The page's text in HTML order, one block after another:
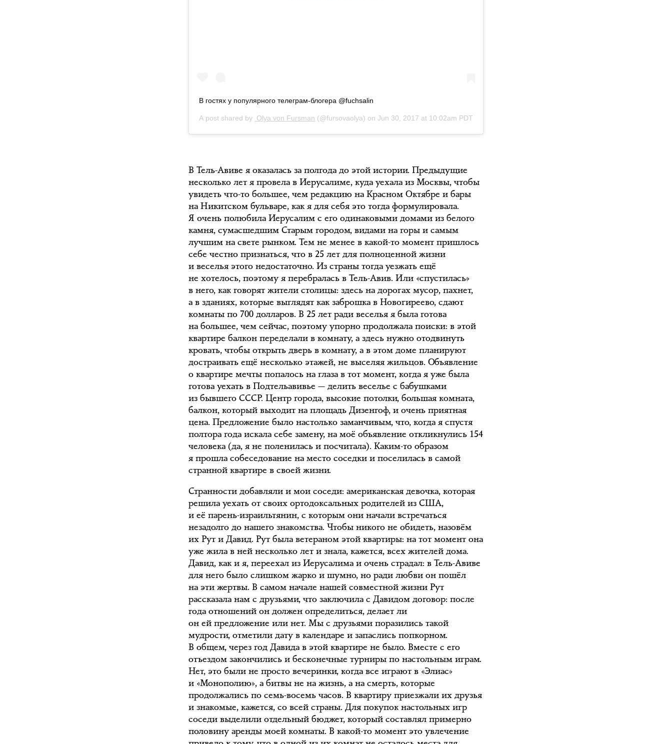
В гостях у популярного телеграм-блогера @fuchsalin
A post shared by Olya von Fursman (@fursovaolya) on Jun 30, 2017 at 10:02am PDT
В Тель-Авиве я оказалась за полгода до этой истории. Предыдущие
несколько лет я провела в Иерусалиме, куда уехала из Москвы, чтобы
увидеть что-то большее, чем редакцию на Красном Октябре и бары
на Никитском бульваре, как я для себя это тогда формулировала.
Я очень полюбила Иерусалим с его одинаковыми домами из белого
камня, сумасшедшим Старым городом, видами на горы и самым
лучшим на свете рынком. Тем не менее в какой-то момент пришлось
себе честно признаться, что в 25 лет для полноценной жизни
и веселья этого недостаточно. Из страны тогда уезжать ещё
не хотелось, поэтому я перебралась в Тель-Авив. Или «спустилась»
в него, как говорят жители столицы: здесь на дорогах мусор, пахнет,
а в зданиях, которые выглядят как заброшка в Новогиреево, сдают
комнаты по 700 долларов. В 25 лет ради веселья я была готова
на большее, чем сейчас, поэтому упорно продолжала поиски: в этой
квартире балкон переделали в комнату, а здесь нужно отодвинуть
кровать, чтобы открыть дверь в комнату, а в этом доме планируют
достраивать ещё несколько этажей, не выселяя жильцов. Объявление
о квартире мечты попалось на глаза в тот момент, когда я уже была
готова уехать в Подтельавивье — делить веселье с бабушками
из бывшего СССР. Центр города, высокие потолки, большая комната,
балкон, который выходит на площадь Дизенгоф, и очень приятная
цена. Предложение было настолько заманчивым, что, когда я спустя
полтора года искала себе замену, на моё объявление откликнулись 154
человека (да, я не поленилась и посчитала). Каким-то образом
я прошла собеседование на место соседки и поселилась в самой
странной квартире в своей жизни.
Странности добавляли и мои соседи: американская девочка, которая
решила уехать от своих ортодоксальных родителей из США,
и её парень-израильтянин, с которым они начали встречаться
незадолго до нашего знакомства. Чтобы никого не обидеть, назовём
их Рут и Давид. Рут была ветераном этой квартиры: на тот момент она
уже жила в ней несколько лет и знала, кажется, всех жителей дома.
Давид, как и я, переехал из Иерусалима и очень страдал: в Тель-Авиве
для него было слишком жарко и шумно, но ради любви он пошёл
на эти жертвы. В самом начале нашей совместной жизни Рут
рассказала нам с друзьями, что заключила с Давидом договор: после
года отношений он должен определиться, делает ли
он ей предложение или нет. Мы с друзьями поразились такой
мудрости, отметили дату в календаре и запаслись попкорном.
В общем, через год Давида в этой квартире не было. Вместе с его
отъездом закончились и бесконечные турниры по настольным играм.
Нет, это были не просто вечеринки, когда все играют в «Элиас»
и «Монополию», а битвы не на жизнь, а на смерть, которые
продолжались по семь-восемь часов. В квартиру приезжали их друзья
и знакомые, кажется, со всей страны. Для покупок настольных игр
соседи выделили отдельный бюджет, который составлял примерно
половину аренды моей комнаты. В какой-то момент это увлечение